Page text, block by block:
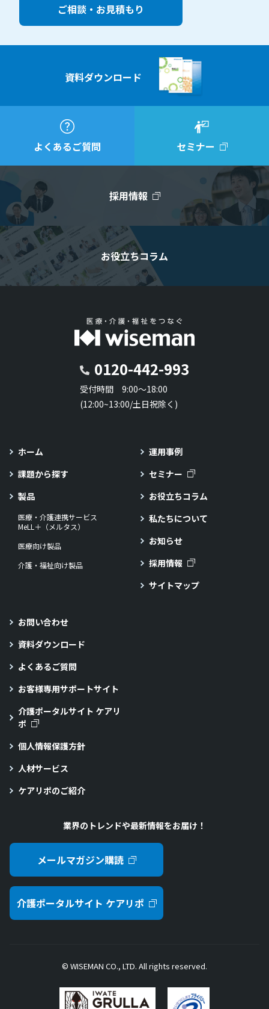
ご相談・お見積もり
資料ダウンロード
よくあるご質問 セミナー
採用情報
お役立ちコラム
0120-442-993
受付時間 9:00～18:00
(12:00~13:00/土日祝除く)
ホーム
課題から探す
製品
医療・介護連携サービス
MeLL＋（メルタス）
医療向け製品
介護・福祉向け製品
運用事例
セミナー
お役立ちコラム
私たちについて
お知らせ
採用情報
サイトマップ
お問い合わせ
資料ダウンロード
よくあるご質問
お客様専用サポートサイト
介護ポータルサイト ケアリ
ポ
個人情報保護方針
人材サービス
ケアリポのご紹介
業界のトレンドや最新情報をお届け！
メールマガジン購読
介護ポータルサイト ケアリポ
© WISEMAN CO., LTD. All rights reserved.